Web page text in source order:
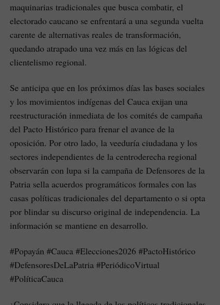
maquinarias tradicionales que busca combatir, el
electorado caucano se enfrentará a una segunda vuelta
carente de alternativas reales de transformación,
quedando atrapado una vez más en las lógicas del
clientelismo regional.
Se anticipa que en los próximos días las bases sociales
y los movimientos indígenas del Cauca exijan una
reestructuración inmediata de los comités de campaña
del Pacto Histórico para frenar el avance de la
oposición. Por otro lado, la veeduría ciudadana y los
sectores independientes de la centroderecha regional
observarán con lupa si la campaña de Defensores de la
Patria sella acuerdos programáticos formales con las
casas políticas tradicionales del departamento o si opta
por blindar su discurso original de independencia. La
información se mantiene en desarrollo.
#Popayán #Cauca #Elecciones2026 #PactoHistórico
#DefensoresDeLaPatria #PeriódicoVirtual
#PolíticaCauca